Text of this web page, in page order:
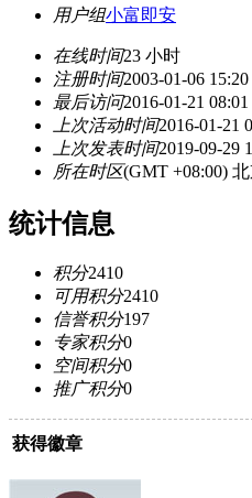
用户组小富即安
在线时间23 小时
注册时间2003-01-06 15:20
最后访问2016-01-21 08:01
上次活动时间2016-01-21
上次发表时间2019-09-29
所在时区(GMT +08:00)
统计信息
积分2410
可用积分2410
信誉积分197
专家积分0
空间积分0
推广积分0
获得徽章